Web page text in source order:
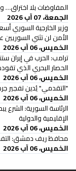
المفاوضات بلا اختراق…
الجمعة، 07 آب 2026
وزير الخارجية السوري
الأمن لن تثني
الخميس، 06 آب 2026
ترامب: الحرب في إيران
الحصار البحري الذي
الخميس، 06 آب 2026
"التقدمي" يُدين تفجير
الخميس، 06 آب 2026
الرئاسة السورية:
الإقليمية والدولية
الخميس، 06 آب 2026
محافظ ريف دمشق:
الخميس، 06 آب 2026